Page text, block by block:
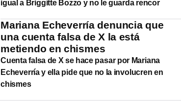
igual a Briggitte Bozzo y no le guarda rencor
Mariana Echeverría denuncia que
una cuenta falsa de X la está
metiendo en chismes
Cuenta falsa de X se hace pasar por Mariana
Echeverría y ella pide que no la involucren en
chismes